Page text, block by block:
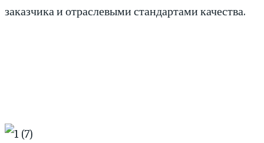
заказчика и отраслевыми стандартами качества.